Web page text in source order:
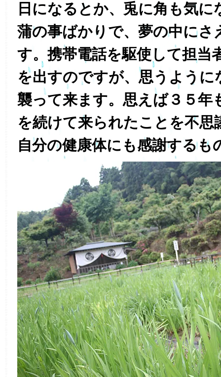
日になるとか、兎に角も気
蒲の事ばかりで、夢の中にさ
す。携帯電話を駆使して担当
を出すのですが、思うよう
襲って来ます。思えば３５年
を続けて来られたことを不思
自分の健康体にも感謝するも